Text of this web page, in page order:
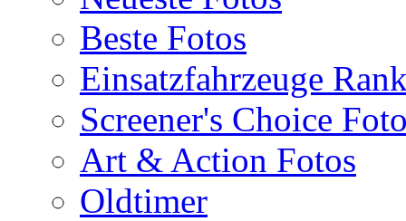
Beste Fotos
Einsatzfahrzeuge
Screener's Choice
Art & Action Fotos
Oldtimer